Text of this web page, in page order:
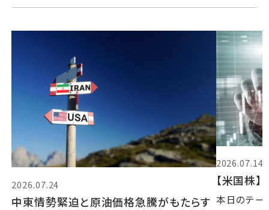
2026.07.24
中東情勢緊迫と原油価格急騰がもたらす
2026.07.14
【米国株
本日のテー